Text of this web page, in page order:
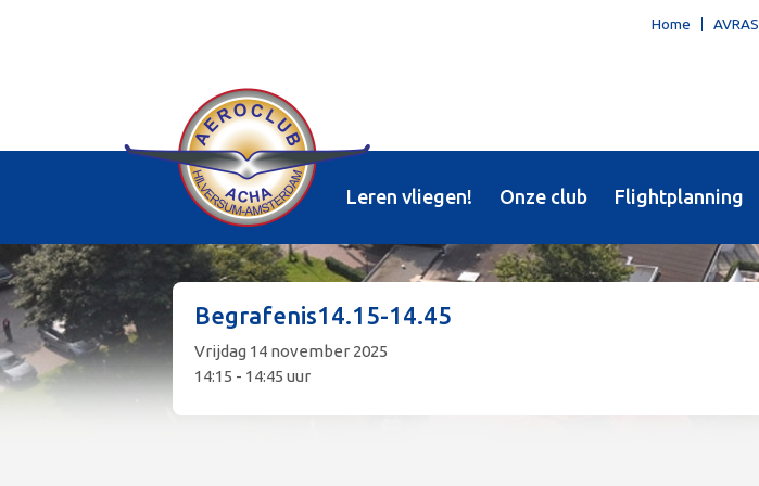
Home AVRAS
Leren vliegen! Onze club Flightplanning
Begrafenis14.15-14.45
Vrijdag 14 november 2025
14:15 - 14:45 uur